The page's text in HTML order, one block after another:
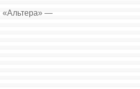
«Альтера» —